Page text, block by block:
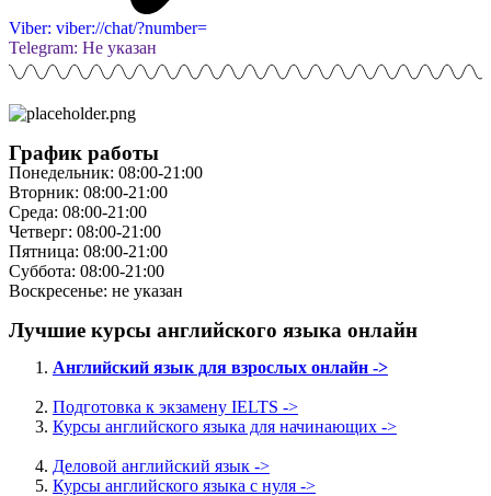
Viber: viber://chat/?number=
Telegram: Не указан
График работы
Понедельник: 08:00-21:00
Вторник: 08:00-21:00
Среда: 08:00-21:00
Четверг: 08:00-21:00
Пятница: 08:00-21:00
Суббота: 08:00-21:00
Воскресенье: не указан
Лучшие курсы английского языка онлайн
Английский язык для взрослых онлайн ->
Подготовка к экзамену IELTS ->
Курсы английского языка для начинающих ->
Деловой английский язык ->
Курсы английского языка с нуля ->